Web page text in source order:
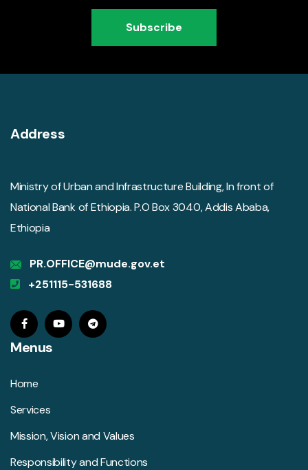
Subscribe
Address
Ministry of Urban and Infrastructure Building, In front of
National Bank of Ethiopia. P.O Box 3040, Addis Ababa,
Ethiopia
PR.OFFICE@mude.gov.et
+251115-531688
Menus
Home
Services
Mission, Vision and Values
Responsibility and Functions